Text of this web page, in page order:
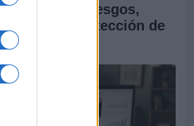
para evaluar sesgos,
y protección de
en IA